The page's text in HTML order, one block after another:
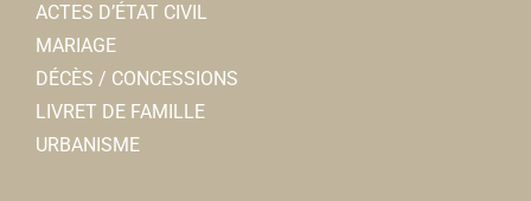
ACTES D’ÉTAT CIVIL
MARIAGE
DÉCÈS / CONCESSIONS
LIVRET DE FAMILLE
URBANISME